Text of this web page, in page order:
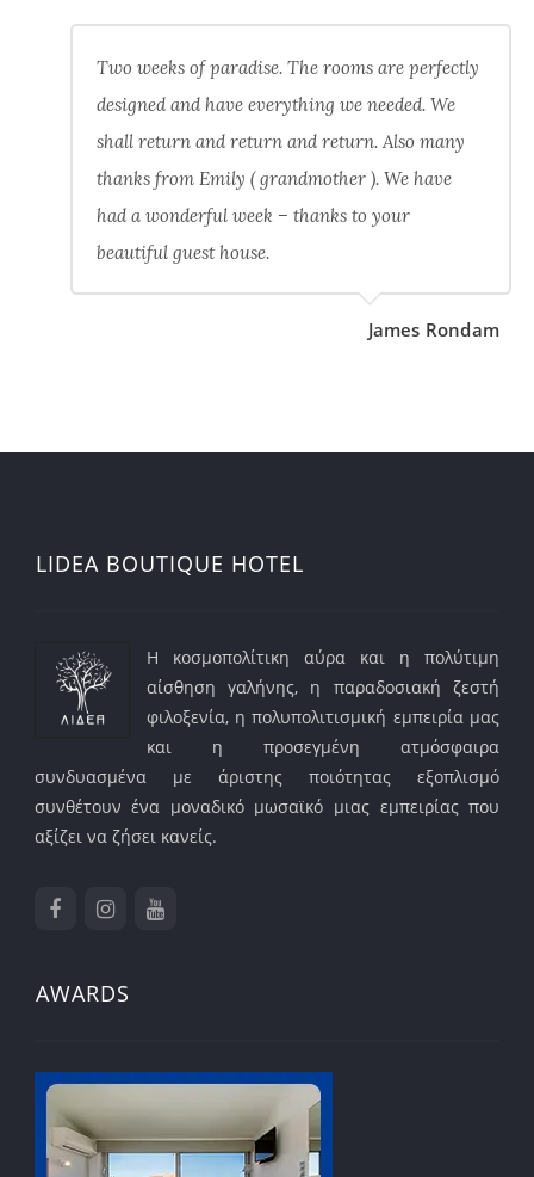
Two weeks of paradise. The rooms are perfectly
designed and have everything we needed. We
shall return and return and return. Also many
thanks from Emily ( grandmother ). We have
had a wonderful week – thanks to your
beautiful guest house.
James Rondam
LIDEA BOUTIQUE HOTEL
Η κοσμοπολίτικη αύρα και η πολύτιμη
αίσθηση γαλήνης, η παραδοσιακή ζεστή
φιλοξενία, η πολυπολιτισμική εμπειρία μας
και η προσεγμένη ατμόσφαιρα
συνδυασμένα με άριστης ποιότητας εξοπλισμό
συνθέτουν ένα μοναδικό μωσαϊκό μιας εμπειρίας που
αξίζει να ζήσει κανείς.
AWARDS